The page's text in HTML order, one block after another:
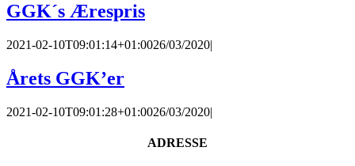
GGK´s Ærespris
2021-02-10T09:01:14+01:0026/03/2020|
Årets GGK’er
2021-02-10T09:01:28+01:0026/03/2020|
ADRESSE